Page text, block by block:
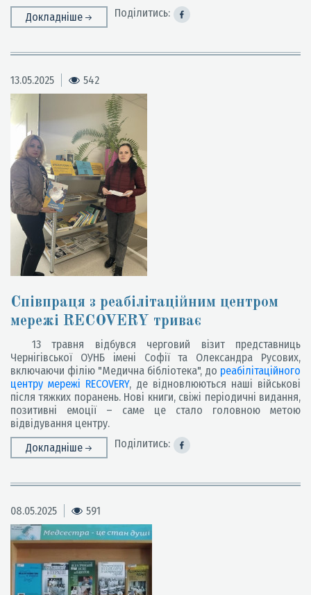
Докладніше
Поділитись:
13.05.2025 542
Співпраця з реабілітаційним центром
мережі RECOVERY триває
13 травня відбувся черговий візит представниць
Чернігівської ОУНБ імені Софії та Олександра Русових,
включаючи філію "Медична бібліотека", до реабілітаційного
центру мережі RECOVERY, де відновлюються наші військові
після тяжких поранень. Нові книги, свіжі періодичні видання,
позитивні емоції – саме це стало головною метою
відвідування центру.
Докладніше
Поділитись:
08.05.2025 591